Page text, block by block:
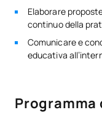
Elaborare
continuo della
Comunicare e
educativa
Programma